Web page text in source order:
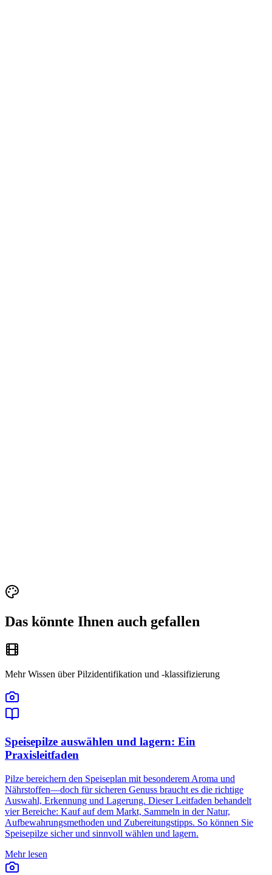
Das könnte Ihnen auch gefallen
Mehr Wissen über Pilzidentifikation und -klassifizierung
Speisepilze auswählen und lagern: Ein
Praxisleitfaden
Pilze bereichern den Speiseplan mit besonderem Aroma und
Nährstoffen—doch für sicheren Genuss braucht es die richtige
Auswahl, Erkennung und Lagerung. Dieser Leitfaden behandelt
vier Bereiche: Kauf auf dem Markt, Sammeln in der Natur,
Aufbewahrungsmethoden und Zubereitungstipps. So können Sie
Speisepilze sicher und sinnvoll wählen und lagern.
Mehr lesen